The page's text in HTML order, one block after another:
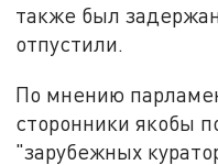
также был
отпустили.
По мнению
сторонники якобы
"зарубежных